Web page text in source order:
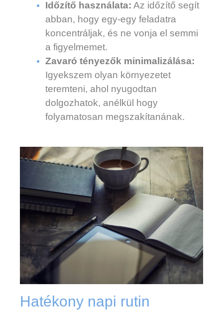
Időzítő használata: Az időzítő segít
abban, hogy egy-egy feladatra
koncentráljak, és ne vonja el semmi
a figyelmemet.
Zavaró tényezők minimalizálása:
Igyekszem olyan környezetet
teremteni, ahol nyugodtan
dolgozhatok, anélkül hogy
folyamatosan megszakítanának.
Hatékony napi rutin